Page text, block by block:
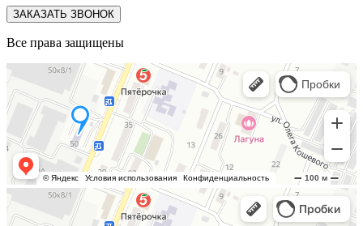
ЗАКАЗАТЬ ЗВОНОК
Все права защищены